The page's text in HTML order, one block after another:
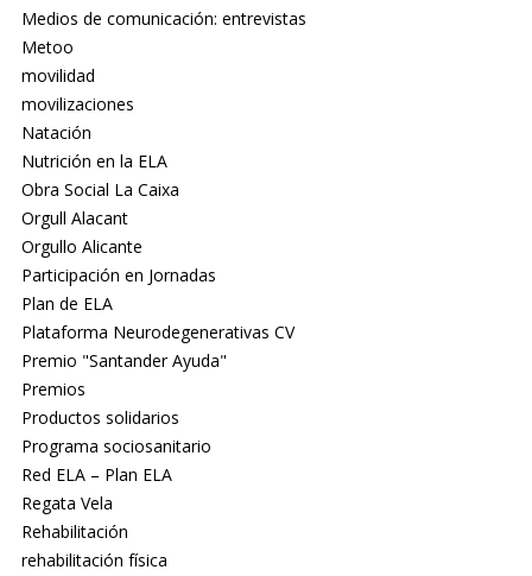
Medios de comunicación: entrevistas
Metoo
movilidad
movilizaciones
Natación
Nutrición en la ELA
Obra Social La Caixa
Orgull Alacant
Orgullo Alicante
Participación en Jornadas
Plan de ELA
Plataforma Neurodegenerativas CV
Premio "Santander Ayuda"
Premios
Productos solidarios
Programa sociosanitario
Red ELA – Plan ELA
Regata Vela
Rehabilitación
rehabilitación física